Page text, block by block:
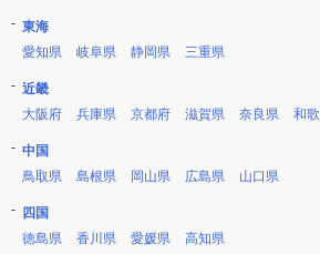
東海
愛知県
岐阜県 静岡県 三重県
近畿
大阪府
兵庫県 京都府 滋賀県 奈良県 和
中国
鳥取県
島根県 岡山県 広島県 山口県
四国
徳島県
香川県 愛媛県 高知県